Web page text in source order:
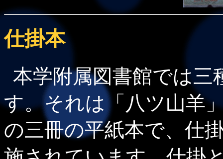
仕掛本
本学附属図書館では三
す。それは「八ツ山羊
の三冊の平紙本で、仕